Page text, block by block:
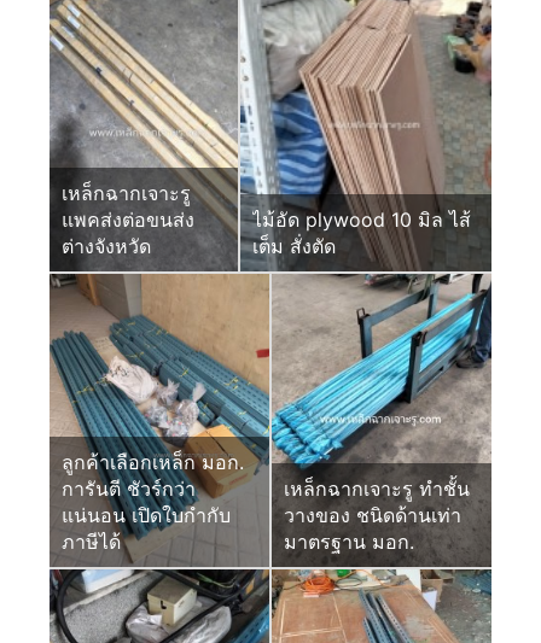
เหล็กฉากเจาะรู
แพคส่งต่อขนส่ง
ต่างจังหวัด
ไม้อัด plywood 10 มิล ไส้
เต็ม สั่งตัด
ลูกค้าเลือกเหล็ก มอก.
การันตี ชัวร์กว่า
แน่นอน เปิดใบกำกับ
ภาษีได้
เหล็กฉากเจาะรู ทำชั้น
วางของ ชนิดด้านเท่า
มาตรฐาน มอก.